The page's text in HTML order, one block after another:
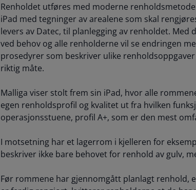
Renholdet utføres med moderne
iPad med tegninger av arealene som skal
levers av Datec, til planlegging av renholdet.
ved behov og alle renholderne vil se endringen
prosedyrer som beskriver ulike
riktig måte.
Malliga viser stolt frem sin iPad, hvor alle
egen renholdsprofil og kvalitet ut fra hvilken
operasjonsstuene, profil A+, som er den mest
I motsetning har et lagerrom i kjelleren for
beskriver ikke bare behovet for renhold av gulv,
Før rommene har gjennomgått planlagt renhold,